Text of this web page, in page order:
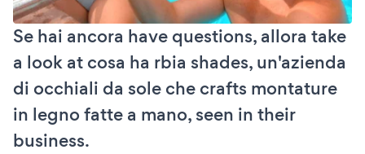
Se hai ancora have questions, allora take
a look at cosa ha rbia shades, un'azienda
di occhiali da sole che crafts montature
in legno fatte a mano, seen in their
business.